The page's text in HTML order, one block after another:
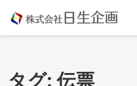
content
タグ:伝票